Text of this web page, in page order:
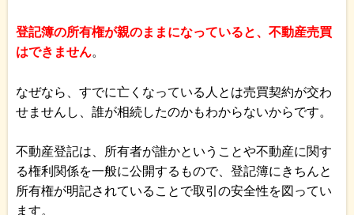
登記簿の所有権が親のままになっていると、不動産売買
はできません。
なぜなら、すでに亡くなっている人とは売買契約が交わ
せませんし、誰が相続したのかもわからないからです。
不動産登記は、所有者が誰かということや不動産に関す
る権利関係を一般に公開するもので、登記簿にきちんと
所有権が明記されていることで取引の安全性を図ってい
ます。